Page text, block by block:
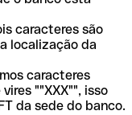
caracteres são
localização da
caracteres
""XXX"", isso
da sede do banco.